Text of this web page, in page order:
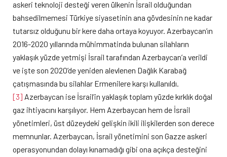
askeri teknoloji desteği veren ülkenin İsrail olduğundan
bahsedilmemesi Türkiye siyasetinin ana gövdesinin ne kadar
tutarsız olduğunu bir kere daha ortaya koyuyor. Azerbaycan’ın
2016-2020 yıllarında mühimmatinda bulunan silahların
yaklaşık yüzde yetmişi İsrail tarafından Azerbaycan’a verildi
ve işte son 2020’de yeniden alevlenen Dağlık Karabağ
çatışmasında bu silahlar Ermenilere karşı kullanıldı.
[3] Azerbaycan ise İsrail’in yaklaşık toplam yüzde kırklık doğal
gaz ihtiyacını karşılıyor. Hem Azerbaycan hem de İsrail
yönetimleri, üst düzeydeki gelişkin ikili ilişkilerden son derece
memnunlar. Azerbaycan, İsrail yönetimini son Gazze askeri
operasyonundan dolayı kınamadığı gibi ona açıkça desteğini